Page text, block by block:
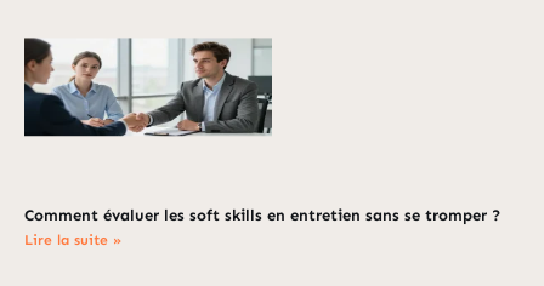
Comment évaluer les soft skills en entretien sans se tromper ?
Lire la suite »